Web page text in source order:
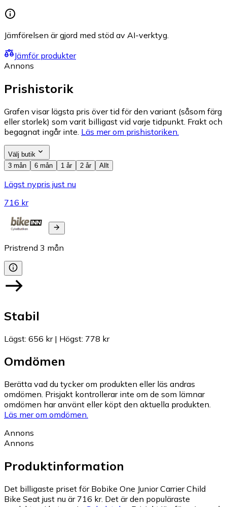
Jämförelsen är gjord med stöd av AI-verktyg.
Jämför produkter
Annons
Prishistorik
Grafen visar lägsta pris över tid för den variant (såsom färg
eller storlek) som varit billigast vid varje tidpunkt. Frakt och
begagnat ingår inte. Läs mer om prishistoriken.
Välj butik
3 mån
6 mån 1 år 2 år Allt
Lägst nypris just nu
716 kr
Pristrend 3 mån
Stabil
Lägst: 656 kr| Högst: 778 kr
Omdömen
Berätta vad du tycker om produkten eller läs andras
omdömen. Prisjakt kontrollerar inte om de som lämnar
omdömen har använt eller köpt den aktuella produkten.
Läs mer om omdömen.
Annons
Annons
Produktinformation
Det billigaste priset för Bobike One Junior Carrier Child
Bike Seat just nu är 716 kr. Det är den populäraste